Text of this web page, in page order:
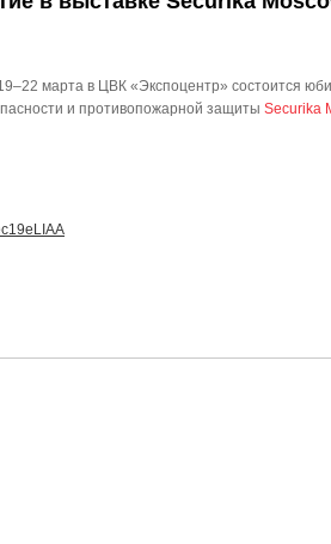
марта в ЦВК «Экспоцентр» состоится
и противопожарной защиты Securika